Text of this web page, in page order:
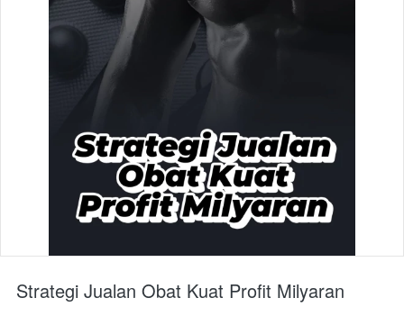
Strategi Jualan Obat Kuat Profit Milyaran